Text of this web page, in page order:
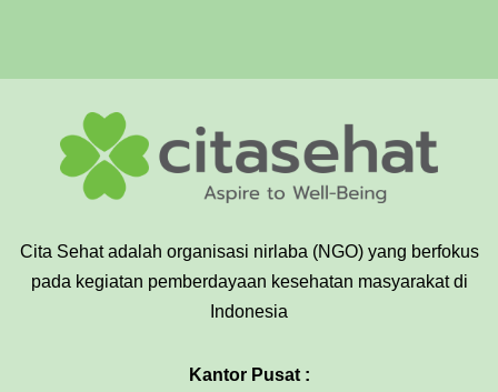
Cita Sehat adalah organisasi nirlaba (NGO) yang berfokus
pada kegiatan pemberdayaan kesehatan masyarakat di
Indonesia
Kantor Pusat :